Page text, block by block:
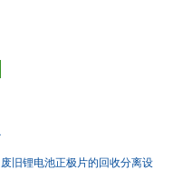
线
废旧锂电池正极片的回收分离设